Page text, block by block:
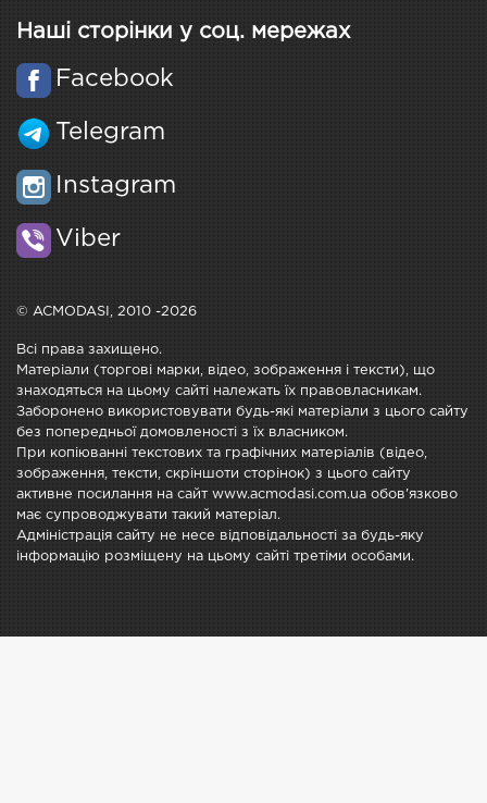
Наші сторінки у соц. мережах
Facebook
Telegram
Instagram
Viber
© ACMODASI, 2010 -2026
Всі права захищено.
Матеріали (торгові марки, відео, зображення і тексти), що
знаходяться на цьому сайті належать їх правовласникам.
Заборонено використовувати будь-які матеріали з цього сайту
без попередньої домовленості з їх власником.
При копіюванні текстових та графічних матеріалів (відео,
зображення, тексти, скріншоти сторінок) з цього сайту
активне посилання на сайт www.acmodasi.com.ua обов'язково
має супроводжувати такий матеріал.
Адміністрація сайту не несе відповідальності за будь-яку
інформацію розміщену на цьому сайті третіми особами.